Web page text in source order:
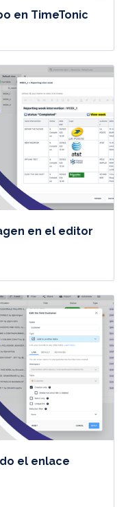
en TimeTonic
en el editor
el enlace